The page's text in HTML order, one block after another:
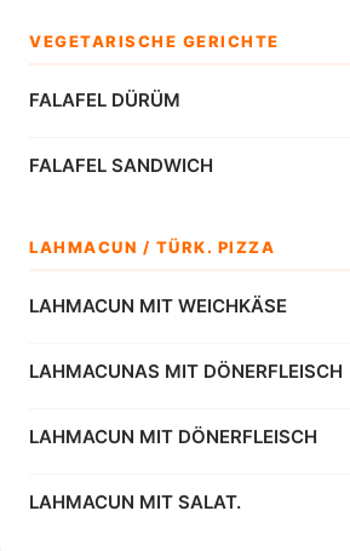
VEGETARISCHE GERICHTE
FALAFEL DÜRÜM
FALAFEL SANDWICH
LAHMACUN / TÜRK. PIZZA
LAHMACUN MIT WEICHKÄSE
LAHMACUNAS MIT DÖNERFLEISCH
LAHMACUN MIT DÖNERFLEISCH
LAHMACUN MIT SALAT.